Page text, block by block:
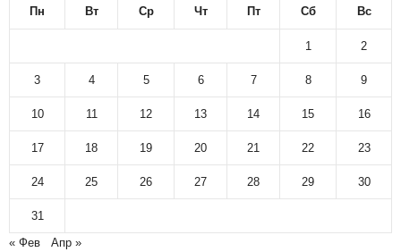
Пн Вт Ср Чт Пт Сб Вс
1 2
3 4 5 6 7 8 9
10 11 12 13 14 15 16
17 18 19 20 21 22 23
24 25 26 27 28 29 30
31
« Фев
Апр »